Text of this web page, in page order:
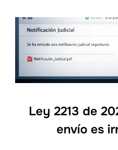
Ley 2213 de
envío es